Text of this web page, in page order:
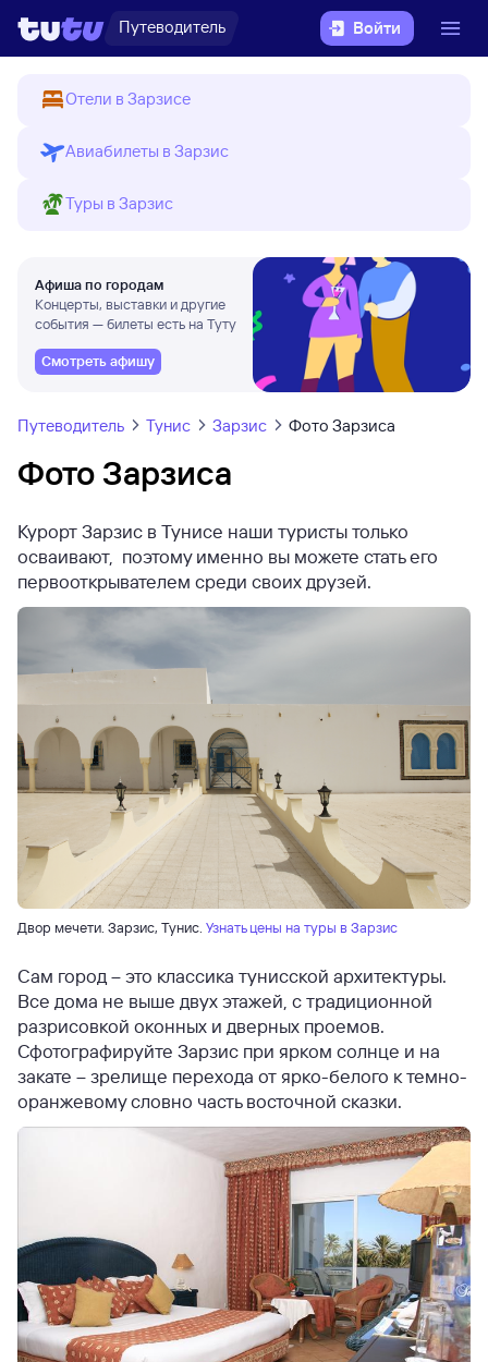
Путеводитель Войти
Отели в Зарзисе
Авиабилеты в Зарзис
Туры в Зарзис
Афиша по городам
Концерты, выставки и другие
события — билеты есть на Туту
Смотреть афишу
Путеводитель Тунис Зарзис Фото Зарзиса
Фото Зарзиса
Курорт Зарзис в Тунисе наши туристы только
осваивают, поэтому именно вы можете стать его
первооткрывателем среди своих друзей.
Двор мечети. Зарзис, Тунис. Узнать цены на туры в Зарзис
Сам город – это классика тунисской архитектуры.
Все дома не выше двух этажей, с традиционной
разрисовкой оконных и дверных проемов.
Сфотографируйте Зарзис при ярком солнце и на
закате – зрелище перехода от ярко-белого к темно-
оранжевому словно часть восточной сказки.